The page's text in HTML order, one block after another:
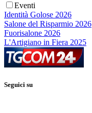
Eventi
Identità Golose 2026
Salone del Risparmio 2026
Fuorisalone 2026
L'Artigiano in Fiera 2025
Seguici su